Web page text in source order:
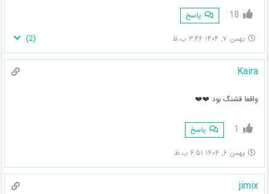
18 پاسخ
بهمن ۷, ۱۴۰۴ ۳:۴۶ ب.ظ (
2
)
Kaira
واقعا قشنگ بود ❤️❤️
1 پاسخ
بهمن ۶, ۱۴۰۴ ۶:۵۱ ب.ظ
jimix